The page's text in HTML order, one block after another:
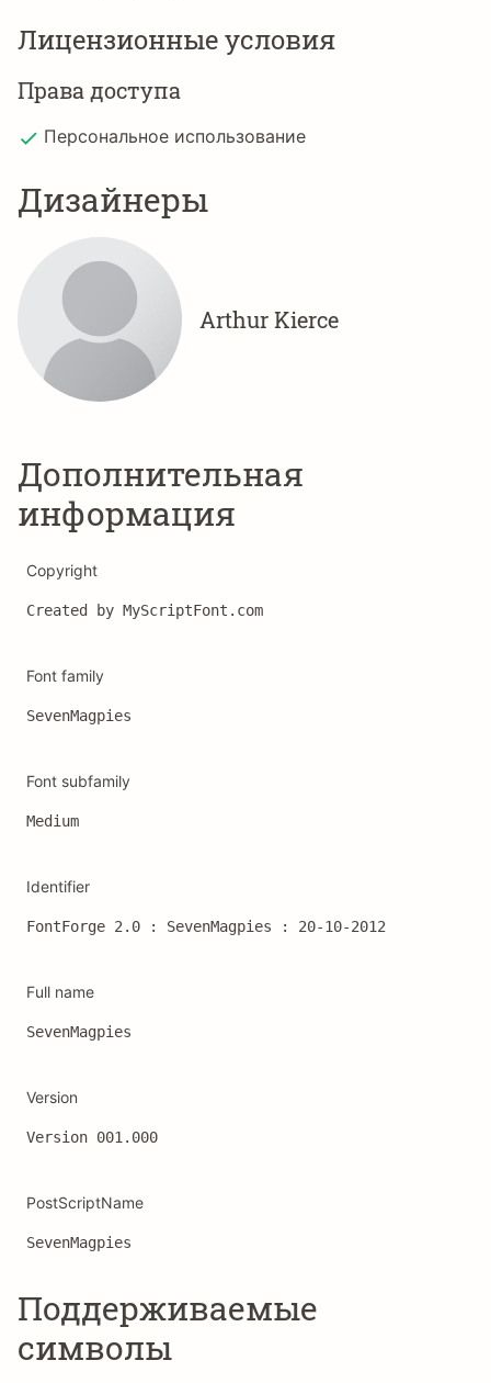
Лицензионные условия
Права доступа
Персональное использование
Дизайнеры
Arthur Kierce
Дополнительная
информация
Copyright
Created by MyScriptFont.com
Font family
SevenMagpies
Font subfamily
Medium
Identifier
FontForge 2.0 : SevenMagpies : 20-10-2012
Full name
SevenMagpies
Version
Version 001.000
PostScriptName
SevenMagpies
Поддерживаемые
символы